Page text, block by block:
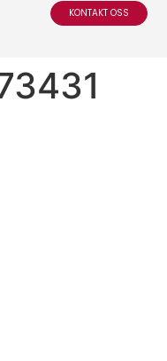
KONTAKT OSS